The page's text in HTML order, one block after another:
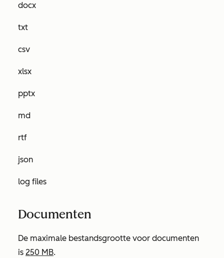
docx
txt
csv
xlsx
pptx
md
rtf
json
log files
Documenten
De maximale bestandsgrootte voor documenten
is 250 MB.